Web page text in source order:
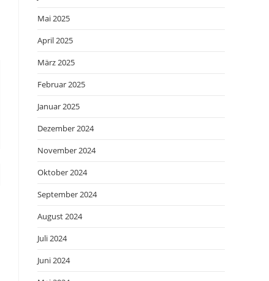
Mai 2025
April 2025
März 2025
Februar 2025
Januar 2025
Dezember 2024
November 2024
Oktober 2024
September 2024
August 2024
Juli 2024
Juni 2024